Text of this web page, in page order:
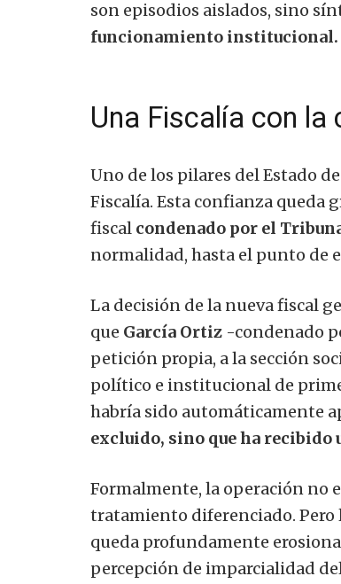
son episodios aislados, sino
funcionamiento institucional.
Una Fiscalía con
Uno de los pilares del Estado
Fiscalía. Esta confianza queda
fiscal condenado por el
normalidad, hasta el punto de
La decisión de la nueva fiscal
que García Ortiz -condenado
petición propia, a la sección
político e institucional de
habría sido automáticamente
excluido, sino que ha recibido
Formalmente, la operación no
tratamiento diferenciado. Pero
queda profundamente
percepción de imparcialidad